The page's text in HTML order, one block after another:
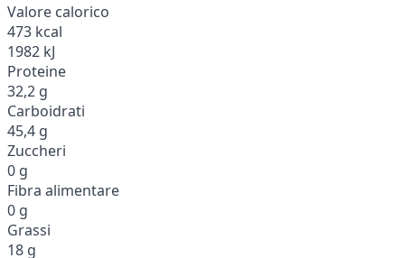
Valore calorico
473 kcal
1982 kJ
Proteine
32,2 g
Carboidrati
45,4 g
Zuccheri
0 g
Fibra alimentare
0 g
Grassi
18 g